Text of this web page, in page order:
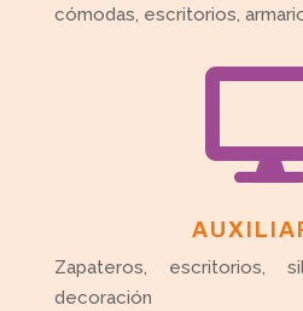
cómodas, escritorios,
Zapateros, escritorios,
decoración